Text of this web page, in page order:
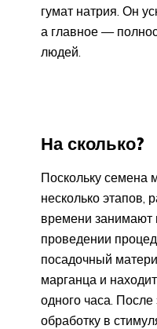
гумат натрия. Он
а главное —
людей.
На сколько?
Поскольку семена
несколько этапов,
времени занимают
проведении
посадочный
марганца и
одного часа. После
обработку в